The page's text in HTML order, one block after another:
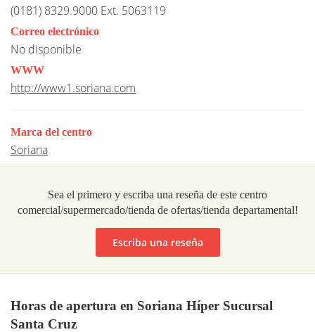
(0181) 8329.9000 Ext. 5063119
Correo electrónico
No disponible
WWW
http://www1.soriana.com
Marca del centro
Soriana
Sea el primero y escriba una reseña de este centro
comercial/supermercado/tienda de ofertas/tienda departamental!
Escriba una reseña
Horas de apertura en Soriana Híper Sucursal
Santa Cruz